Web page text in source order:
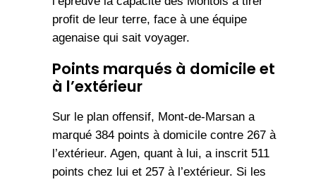
profit de leur terre, face à une équipe
agenaise qui sait voyager.
Points marqués à domicile et
à l’extérieur
Sur le plan offensif, Mont-de-Marsan a
marqué 384 points à domicile contre 267 à
l’extérieur. Agen, quant à lui, a inscrit 511
points chez lui et 257 à l’extérieur. Si les